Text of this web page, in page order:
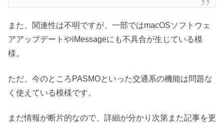
また、関連性は不明ですが、一部ではmacOSソフトウェ
アアップデートやiMessageにも不具合が生じている模
様。
ただ、今のところPASMOといった交通系の機能は問題な
く使えている模様です。
まだ情報が断片的なので、詳細が分かり次第また記事を更